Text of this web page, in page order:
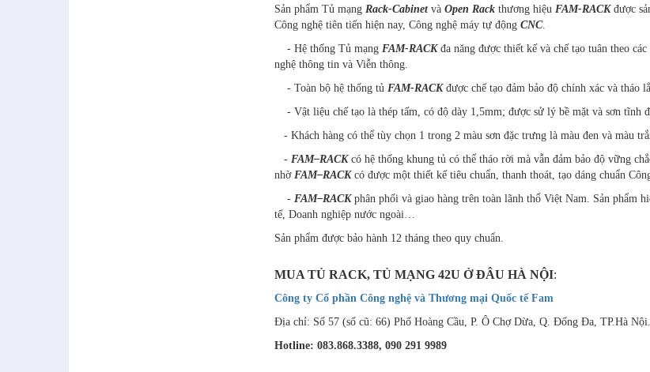
Sản phẩm Tủ mạng Rack-Cabinetvà Open Rack thương hiệu FAM-RACKđược
Công nghệ tiên tiến hiện nay, Công nghệ máy tự động CNC.
- Hệ thống Tủ mạng FAM-RACKđa năng được thiết kế và chế tạo tuân theo
nghệ thông tin và Viễn thông.
- Toàn bộ hệ thống tủ FAM-RACKđược chế tạo đảm bảo độ chính xác và tháo
- Vật liệu chế tạo là thép tấm, có độ dày 1,5mm; được sử lý bề mặt và sơn tĩnh
- Khách hàng có thể tùy chọn 1 trong 2 màu sơn đặc trưng là màu đen và màu
- FAM–RACKcó hệ thống khung tủ có thể tháo rời mà vẫn đảm bảo độ vững
nhờ FAM–RACKcó được một thiết kế tiêu chuẩn, thanh thoát, tạo dáng chuẩn
- FAM–RACKphân phối và giao hàng trên toàn lãnh thổ Việt Nam. Sản phẩm
tế, Doanh nghiệp nước ngoài…
Sản phẩm được bảo hành 12 tháng theo quy chuẩn.
MUA TỦ RACK, TỦ MẠNG 42U Ở ĐÂU HÀ NỘI:
Công ty Cổ phần Công nghệ và Thương mại Quốc tế Fam
Địa chỉ: Số 57 (số cũ: 66) Phố Hoàng Cầu, P. Ô Chợ Dừa, Q. Đống Đa, TP.Hà
Hotline: 083.868.3388, 090 291 9989